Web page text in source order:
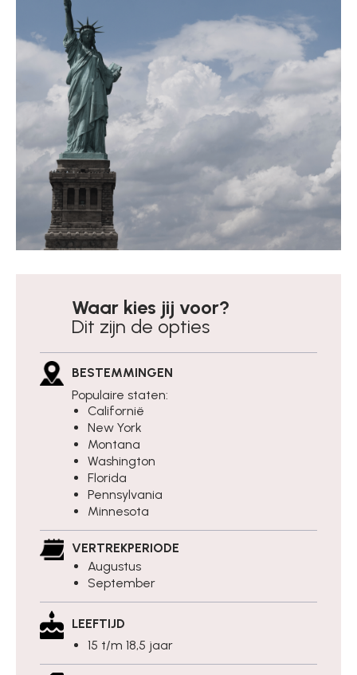
Waar kies jij voor?
Dit zijn de opties
BESTEMMINGEN
Populaire staten:
Californië
New York
Montana
Washington
Florida
Pennsylvania
Minnesota
VERTREKPERIODE
Augustus
September
LEEFTIJD
15 t/m 18,5 jaar